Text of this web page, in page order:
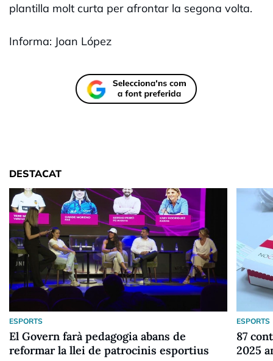
plantilla molt curta per afrontar la segona volta.
Informa: Joan López
DESTACAT
ESPORTS
El Govern farà pedagogia abans de
reformar la llei de patrocinis esportius
ESPORTS
87
2025